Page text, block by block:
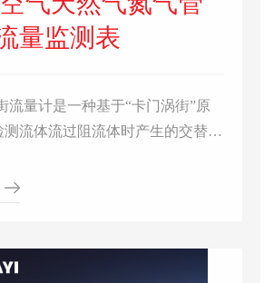
量监测表
流量计是一种基于“卡门涡街”原
流体流过阻流体时产生的交替涡
表。凭借通用性强和经济性好等
于热电厂、供暖系统、水处理、
业中的过程流量监控。